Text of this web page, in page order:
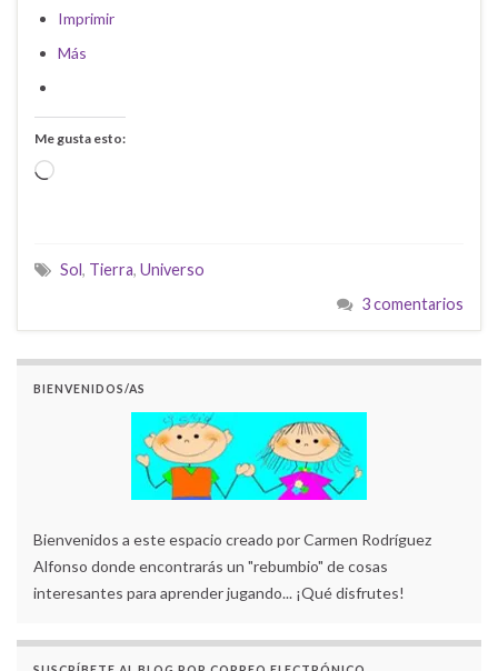
Imprimir
Más
Me gusta esto:
Cargando...
Sol, Tierra, Universo
3 comentarios
BIENVENIDOS/AS
Bienvenidos a este espacio creado por Carmen Rodríguez
Alfonso donde encontrarás un "rebumbio" de cosas
interesantes para aprender jugando... ¡Qué disfrutes!